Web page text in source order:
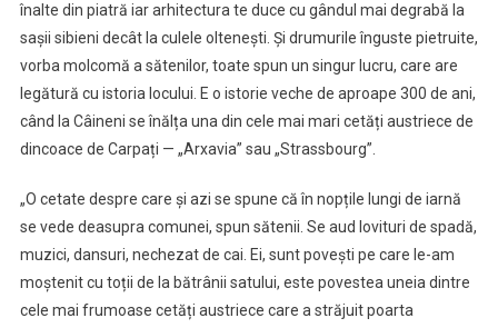
înalte din piatră iar arhitectura te duce cu gândul mai degrabă la
sașii sibieni decât la culele oltenești. Și drumurile înguste pietruite,
vorba molcomă a sătenilor, toate spun un singur lucru, care are
legătură cu istoria locului. E o istorie veche de aproape 300 de ani,
când la Câineni se înălța una din cele mai mari cetăți austriece de
dincoace de Carpați — „Arxavia” sau „Strassbourg”.
„O cetate despre care și azi se spune că în nopțile lungi de iarnă
se vede deasupra comunei, spun sătenii. Se aud lovituri de spadă,
muzici, dansuri, nechezat de cai. Ei, sunt povești pe care le-am
moștenit cu toții de la bătrânii satului, este povestea uneia dintre
cele mai frumoase cetăți austriece care a străjuit poarta